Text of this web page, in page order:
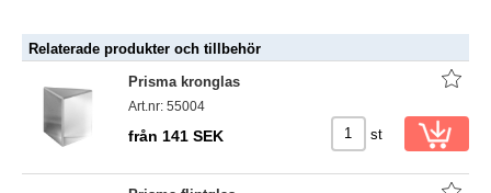
Relaterade produkter och tillbehör
Prisma kronglas
Art.nr: 55004
från 141 SEK st